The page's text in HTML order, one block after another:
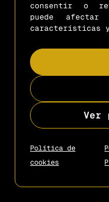
consentir o
puede afectar
características
Ver
Política de
cookies